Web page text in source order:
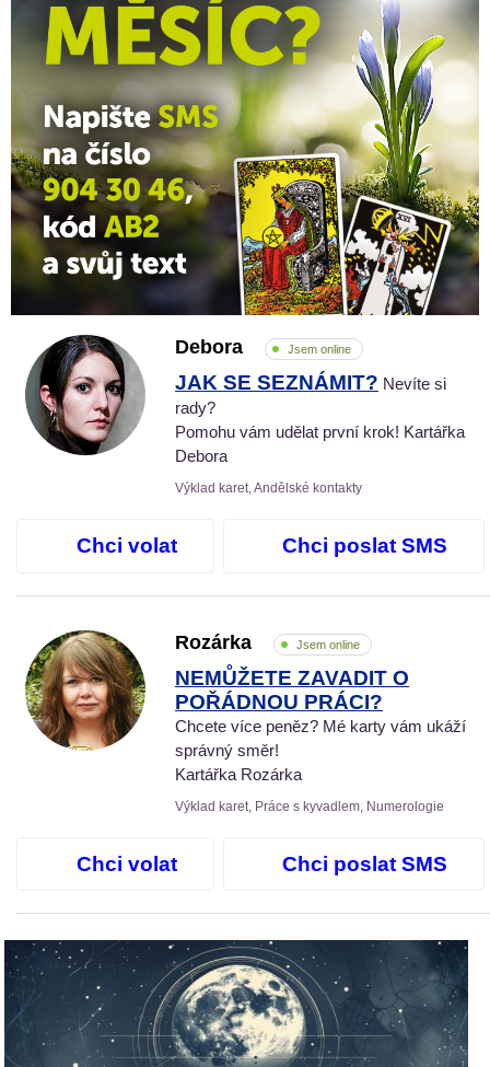
Debora Jsem online
JAK SE SEZNÁMIT? Nevíte si
rady?
Pomohu vám udělat první krok! Kartářka
Debora
Výklad karet, Andělské kontakty
Chci volat Chci poslat SMS
Rozárka Jsem online
NEMŮŽETE ZAVADIT O
POŘÁDNOU PRÁCI?
Chcete více peněz? Mé karty vám ukáží
správný směr!
Kartářka Rozárka
Výklad karet, Práce s kyvadlem, Numerologie
Chci volat Chci poslat SMS